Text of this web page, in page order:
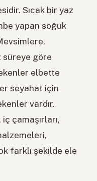
Sıcak bir yaz
yapan soğuk
süreye göre
elbette
seyahat için
vardır.
çamaşırları,
farklı şekilde ele